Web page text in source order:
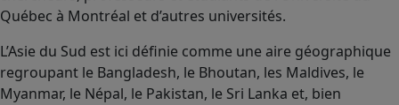
Québec à Montréal et d’autres universités.
L’Asie du Sud est ici définie comme une aire géographique
regroupant le Bangladesh, le Bhoutan, les Maldives, le
Myanmar, le Népal, le Pakistan, le Sri Lanka et, bien